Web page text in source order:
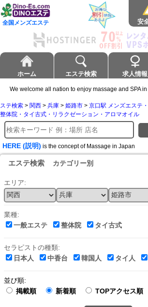
全国メンズエステ 安
ホーム エステ検索 求人情報
We welcome all nation to enjoy massage and SPA
ステ検索 > 関西 > 兵庫 > 姫路市 > 京口駅 メンズエステ
整体院・タイ古式・リラクゼーション・アロマオイル
HERE (説明) is the concept of Massage in Japan
エステ検索 カテゴリー別
エリア:
業種:
一般エステ
整体院 タイ古式
セラピストの種類:
日本人
中香台 韓国人 タイ人
並び順:
掲載順
新着順 TOPアクセス順